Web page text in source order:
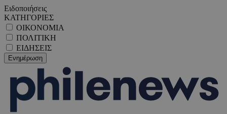
Ειδοποιήσεις
ΚΑΤΗΓΟΡΙΕΣ
ΟΙΚΟΝΟΜΙΑ
ΠΟΛΙΤΙΚΗ
ΕΙΔΗΣΕΙΣ